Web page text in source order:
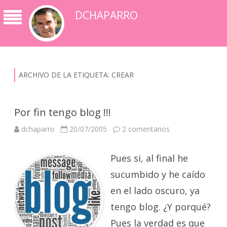
DCHAPARRO
ARCHIVO DE LA ETIQUETA: CREAR
Por fin tengo blog !!!
dchaparro 20/07/2005 2 comentarios
blog
!!!
Pues si, al final he
sucumbido y he caído
en el lado oscuro, ya
tengo blog. ¿Y porqué?
Pues la verdad es que